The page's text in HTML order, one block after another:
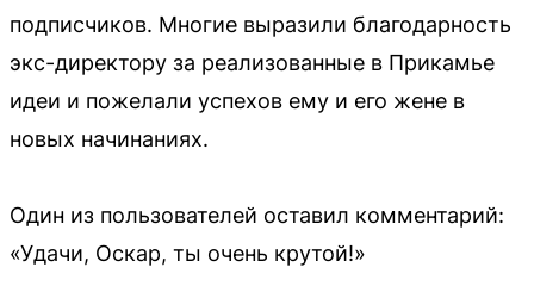
подписчиков. Многие выразили благодарность
экс-директору за реализованные в Прикамье
идеи и пожелали успехов ему и его жене в
новых начинаниях.
Один из пользователей оставил комментарий:
«Удачи, Оскар, ты очень крутой!»